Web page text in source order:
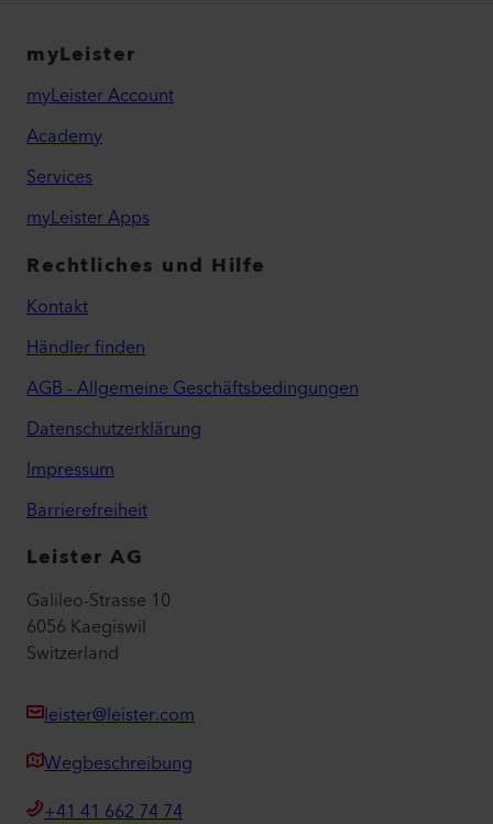
myLeister
myLeister Account
Academy
Services
myLeister Apps
Rechtliches und Hilfe
Kontakt
Händler finden
AGB - Allgemeine Geschäftsbedingungen
Datenschutzerklärung
Impressum
Barrierefreiheit
Leister AG
Galileo-Strasse 10
6056 Kaegiswil
Switzerland
leister@leister.com
Wegbeschreibung
+41 41 662 74 74